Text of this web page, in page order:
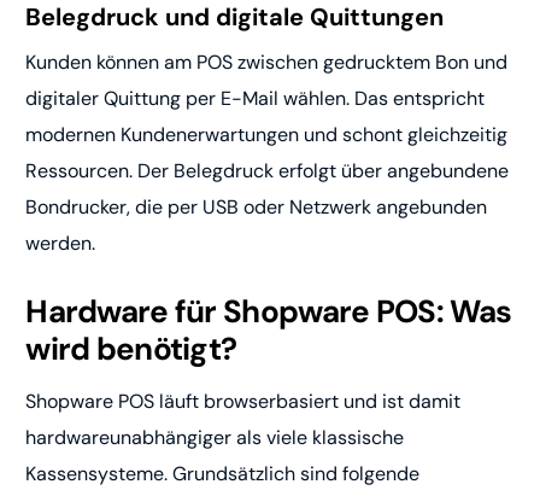
Belegdruck und digitale Quittungen
Kunden können am POS zwischen gedrucktem Bon und
digitaler Quittung per E-Mail wählen. Das entspricht
modernen Kundenerwartungen und schont gleichzeitig
Ressourcen. Der Belegdruck erfolgt über angebundene
Bondrucker, die per USB oder Netzwerk angebunden
werden.
Hardware für Shopware POS: Was
wird benötigt?
Shopware POS läuft browserbasiert und ist damit
hardwareunabhängiger als viele klassische
Kassensysteme. Grundsätzlich sind folgende